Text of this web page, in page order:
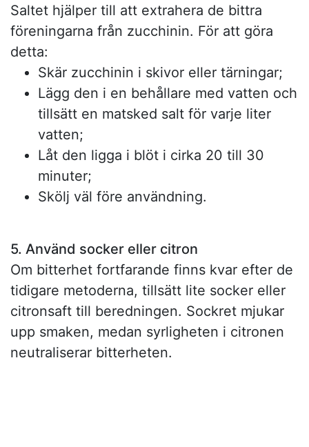
Saltet hjälper till att extrahera de bittra
föreningarna från zucchinin. För att göra
detta:
Skär zucchinin i skivor eller tärningar;
Lägg den i en behållare med vatten och
tillsätt en matsked salt för varje liter
vatten;
Låt den ligga i blöt i cirka 20 till 30
minuter;
Skölj väl före användning.
5. Använd socker eller citron
Om bitterhet fortfarande finns kvar efter de
tidigare metoderna, tillsätt lite socker eller
citronsaft till beredningen. Sockret mjukar
upp smaken, medan syrligheten i citronen
neutraliserar bitterheten.